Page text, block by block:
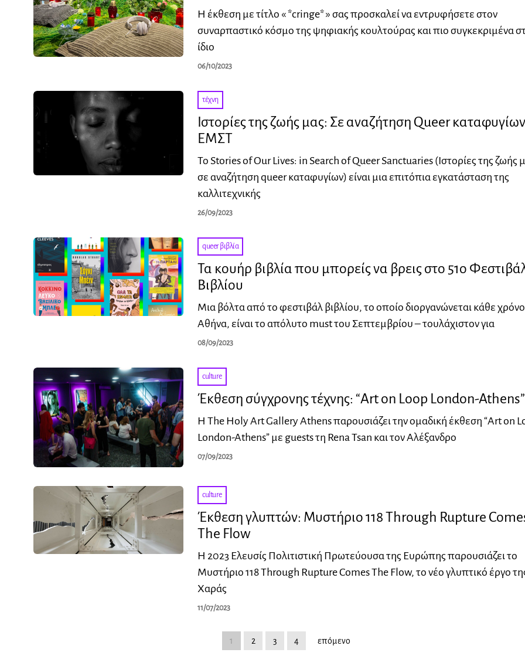
Η έκθεση με τίτλο « *cringe* » σας προσκαλεί να εντρυφήσετε στον
συναρπαστικό κόσμο της ψηφιακής κουλτούρας και πιο συγκεκριμένα
ίδιο
06/10/2023
τέχνη
Ιστορίες της ζωής μας: Σε αναζήτηση Queer καταφυγίων |
ΕΜΣΤ
Το Stories of Our Lives: in Search of Queer Sanctuaries (Ιστορίες της ζωής
σε αναζήτηση queer καταφυγίων) είναι μια επιτόπια εγκατάσταση της
καλλιτεχνικής
26/09/2023
queer βιβλία
Τα κουήρ βιβλία που μπορείς να βρεις στο 51ο
Βιβλίου
Μια βόλτα από το φεστιβάλ βιβλίου, το οποίο διοργανώνεται κάθε
Αθήνα, είναι το απόλυτο must του Σεπτεμβρίου – τουλάχιστον για
08/09/2023
culture
Έκθεση σύγχρονης τέχνης: “Art on Loop London-Athens”
Η The Holy Art Gallery Athens παρουσιάζει την ομαδική έκθεση “Art on
London-Athens” με guests τη Rena Tsan και τον Αλέξανδρο
07/09/2023
culture
Έκθεση γλυπτών: Μυστήριο 118 Through Rupture
The Flow
Η 2023 Ελευσίς Πολιτιστική Πρωτεύουσα της Ευρώπης παρουσιάζει το
Μυστήριο 118 Through Rupture Comes The Flow, το νέο γλυπτικό έργο
Χαράς
11/07/2023
1 2 3 4 επόμενο